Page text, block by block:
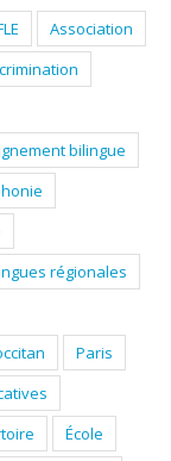
Association
bilingue
régionales
Paris
École